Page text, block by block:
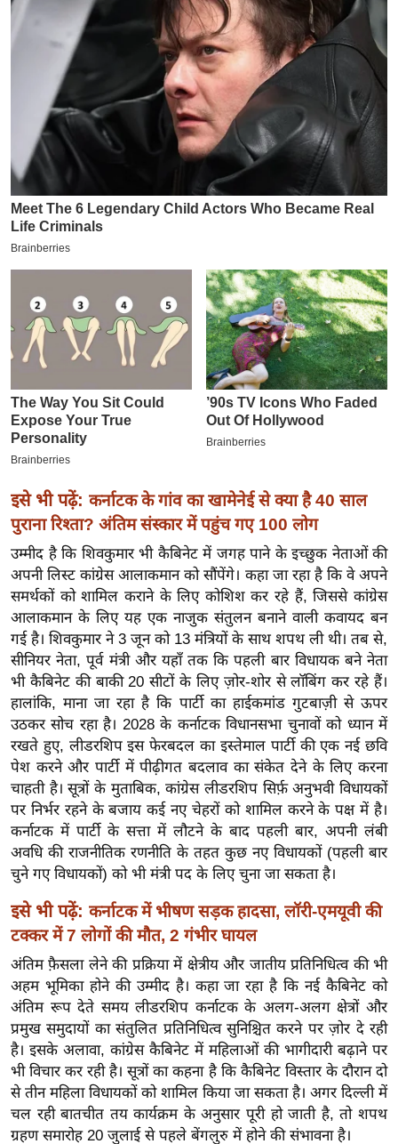
P
क्रा
इ
म
ई
-
र
मि
सा
ल
बे
सा
ल
श
ख्सि
य
त
यं
ग
इं
डि
या
सा
हि
त्य
ज
ग
त
ऑ
टो
व
र्ल्ड
न्यू
ज
ब्री
फ
म
नो
इसे भी पढ़ें: कर्नाटक के गांव का खामेनेई से क्या है 40 साल
पुराना रिश्ता? अंतिम संस्कार में पहुंच गए 100 लोग
उम्मीद है कि शिवकुमार भी कैबिनेट में जगह पाने के इच्छुक नेताओं की
अपनी लिस्ट कांग्रेस आलाकमान को सौंपेंगे। कहा जा रहा है कि वे अपने
समर्थकों को शामिल कराने के लिए कोशिश कर रहे हैं, जिससे कांग्रेस
आलाकमान के लिए यह एक नाजुक संतुलन बनाने वाली कवायद बन
गई है। शिवकुमार ने 3 जून को 13 मंत्रियों के साथ शपथ ली थी। तब से,
सीनियर नेता, पूर्व मंत्री और यहाँ तक कि पहली बार विधायक बने नेता
भी कैबिनेट की बाकी 20 सीटों के लिए ज़ोर-शोर से लॉबिंग कर रहे हैं।
हालांकि, माना जा रहा है कि पार्टी का हाईकमांड गुटबाज़ी से ऊपर
उठकर सोच रहा है। 2028 के कर्नाटक विधानसभा चुनावों को ध्यान में
रखते हुए, लीडरशिप इस फेरबदल का इस्तेमाल पार्टी की एक नई छवि
पेश करने और पार्टी में पीढ़ीगत बदलाव का संकेत देने के लिए करना
चाहती है। सूत्रों के मुताबिक, कांग्रेस लीडरशिप सिर्फ़ अनुभवी विधायकों
पर निर्भर रहने के बजाय कई नए चेहरों को शामिल करने के पक्ष में है।
कर्नाटक में पार्टी के सत्ता में लौटने के बाद पहली बार, अपनी लंबी
अवधि की राजनीतिक रणनीति के तहत कुछ नए विधायकों (पहली बार
चुने गए विधायकों) को भी मंत्री पद के लिए चुना जा सकता है।
इसे भी पढ़ें: कर्नाटक में भीषण सड़क हादसा, लॉरी-एमयूवी की
टक्कर में 7 लोगों की मौत, 2 गंभीर घायल
अंतिम फ़ैसला लेने की प्रक्रिया में क्षेत्रीय और जातीय प्रतिनिधित्व की भी
अहम भूमिका होने की उम्मीद है। कहा जा रहा है कि नई कैबिनेट को
अंतिम रूप देते समय लीडरशिप कर्नाटक के अलग-अलग क्षेत्रों और
प्रमुख समुदायों का संतुलित प्रतिनिधित्व सुनिश्चित करने पर ज़ोर दे रही
है। इसके अलावा, कांग्रेस कैबिनेट में महिलाओं की भागीदारी बढ़ाने पर
भी विचार कर रही है। सूत्रों का कहना है कि कैबिनेट विस्तार के दौरान दो
से तीन महिला विधायकों को शामिल किया जा सकता है। अगर दिल्ली में
चल रही बातचीत तय कार्यक्रम के अनुसार पूरी हो जाती है, तो शपथ
ग्रहण समारोह 20 जुलाई से पहले बेंगलुरु में होने की संभावना है।